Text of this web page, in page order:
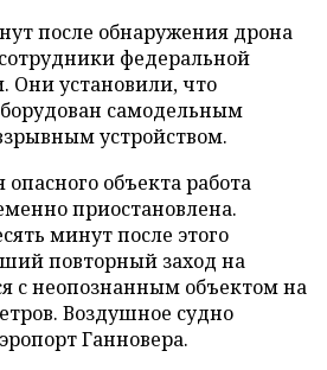
после обнаружения дрона
федеральной
Они установили, что
самодельным
устройством.
объекта работа
приостановлена.
минут после этого
повторный заход на
с неопознанным объектом на
Воздушное судно
Ганновера.